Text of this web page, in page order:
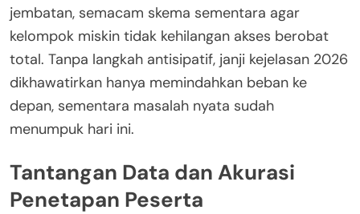
jembatan, semacam skema sementara agar
kelompok miskin tidak kehilangan akses berobat
total. Tanpa langkah antisipatif, janji kejelasan 2026
dikhawatirkan hanya memindahkan beban ke
depan, sementara masalah nyata sudah
menumpuk hari ini.
Tantangan Data dan Akurasi
Penetapan Peserta